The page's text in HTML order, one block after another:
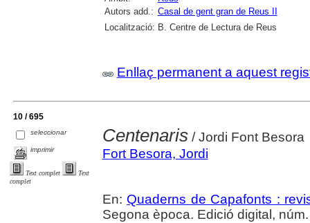
Autors add.: Casal de gent gran de Reus II
Localització: B. Centre de Lectura de Reus
Enllaç permanent a aquest
10 / 695
seleccionar
imprimir
Text complet
Text
complet
Centenaris/ Jordi Font Besora
Fort Besora, Jordi
En: Quaderns de Capafonts :
Segona època. Edició digital,